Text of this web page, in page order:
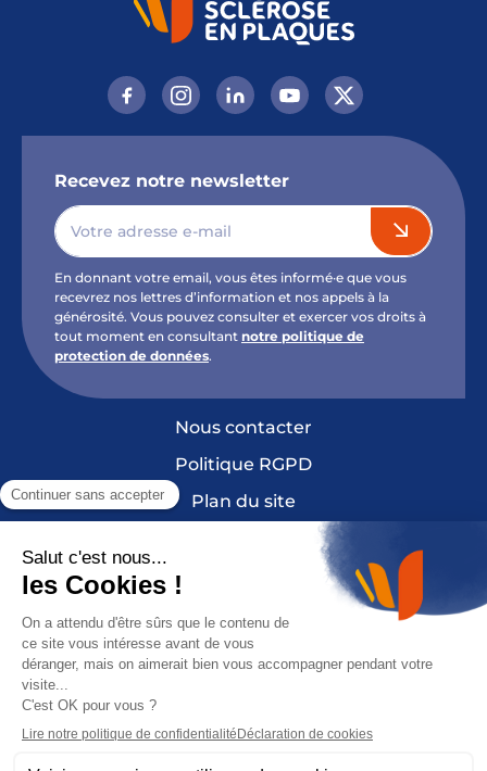
Recevez notre newsletter
En donnant votre email, vous êtes informé·e que vous
recevrez nos lettres d’information et nos appels à la
générosité. Vous pouvez consulter et exercer vos droits à
tout moment en consultant notre politique de
protection de données.
Nous contacter
Politique RGPD
Plan du site
Mentions légales et crédits